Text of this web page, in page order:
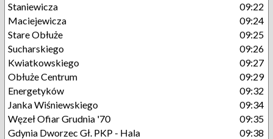
Staniewicza
09:22
Maciejewicza
09:24
Stare Obłuże
09:25
Sucharskiego
09:26
Kwiatkowskiego
09:27
Obłuże Centrum
09:29
Energetyków
09:32
Janka Wiśniewskiego
09:34
Węzeł Ofiar Grudnia '70
09:35
Gdynia Dworzec Gł. PKP - Hala
09:38